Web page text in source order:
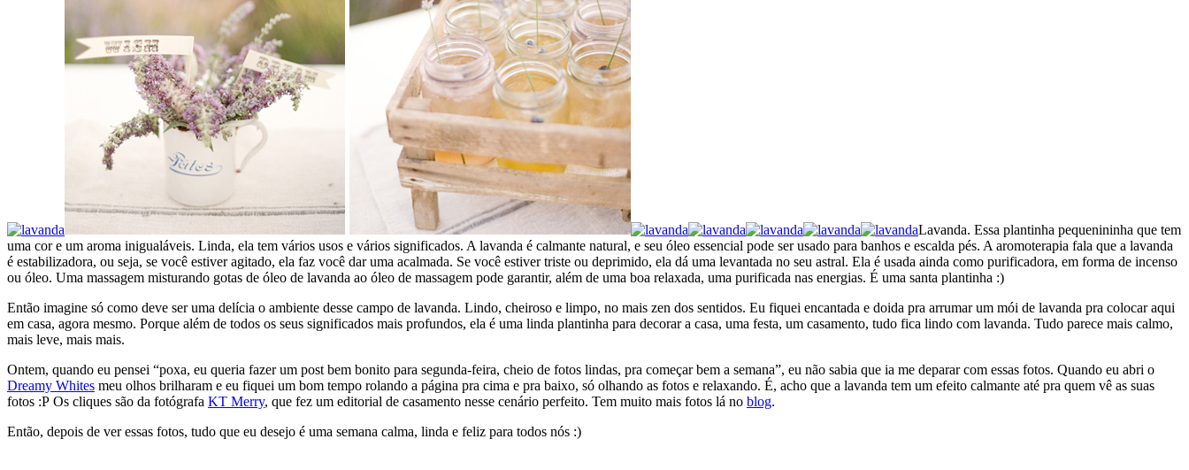
Lavanda. Essa plantinha pequenininha que tem
uma cor e um aroma inigualáveis. Linda, ela tem vários usos e vários significados. A lavanda é calmante natural, e seu óleo essencial pode ser usado para banhos e escalda pés. A aromoterapia fala que a lavanda
é estabilizadora, ou seja, se você estiver agitado, ela faz você dar uma acalmada. Se você estiver triste ou deprimido, ela dá uma levantada no seu astral. Ela é usada ainda como purificadora, em forma de incenso
ou óleo. Uma massagem misturando gotas de óleo de lavanda ao óleo de massagem pode garantir, além de uma boa relaxada, uma purificada nas energias. É uma santa plantinha :)
Então imagine só como deve ser uma delícia o ambiente desse campo de lavanda. Lindo, cheiroso e limpo, no mais zen dos sentidos. Eu fiquei encantada e doida pra arrumar um mói de lavanda pra colocar aqui
em casa, agora mesmo. Porque além de todos os seus significados mais profundos, ela é uma linda plantinha para decorar a casa, uma festa, um casamento, tudo fica lindo com lavanda. Tudo parece mais calmo,
mais leve, mais mais.
Ontem, quando eu pensei “poxa, eu queria fazer um post bem bonito para segunda-feira, cheio de fotos lindas, pra começar bem a semana”, eu não sabia que ia me deparar com essas fotos. Quando eu abri o
Dreamy Whites meu olhos brilharam e eu fiquei um bom tempo rolando a página pra cima e pra baixo, só olhando as fotos e relaxando. É, acho que a lavanda tem um efeito calmante até pra quem vê as suas
fotos :P Os cliques são da fotógrafa KT Merry, que fez um editorial de casamento nesse cenário perfeito. Tem muito mais fotos lá no blog.
Então, depois de ver essas fotos, tudo que eu desejo é uma semana calma, linda e feliz para todos nós :)